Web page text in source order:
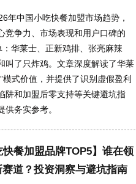
年中国小吃快餐加盟市场趋势，
竞争力、市场表现和用户口碑的
华莱士、正新鸡排、张亮麻辣
叫了只炸鸡。文章深度解读了华莱
模式价值，并提供了识别虚假盈利
阱和加盟后零支持等关键避坑指
务实参考。
餐加盟品牌TOP5】谁在领
道？投资洞察与避坑指南